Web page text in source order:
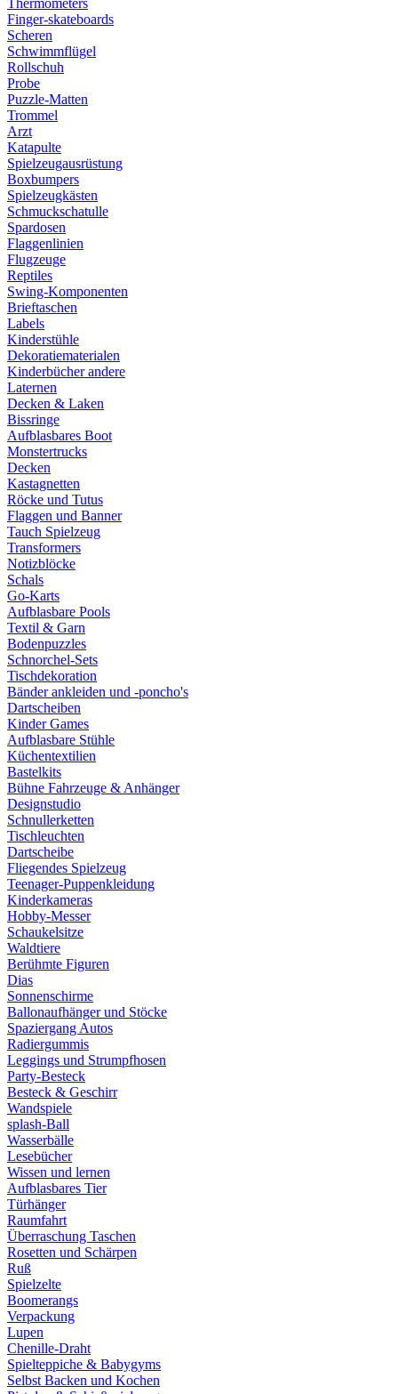
Thermometers
Finger-skateboards
Scheren
Schwimmflügel
Rollschuh
Probe
Puzzle-Matten
Trommel
Arzt
Katapulte
Spielzeugausrüstung
Boxbumpers
Spielzeugkästen
Schmuckschatulle
Spardosen
Flaggenlinien
Flugzeuge
Reptiles
Swing-Komponenten
Brieftaschen
Labels
Kinderstühle
Dekoratiematerialen
Kinderbücher andere
Laternen
Decken & Laken
Bissringe
Aufblasbares Boot
Monstertrucks
Decken
Kastagnetten
Röcke und Tutus
Flaggen und Banner
Tauch Spielzeug
Transformers
Notizblöcke
Schals
Go-Karts
Aufblasbare Pools
Textil & Garn
Bodenpuzzles
Schnorchel-Sets
Tischdekoration
Bänder ankleiden und -poncho's
Dartscheiben
Kinder Games
Aufblasbare Stühle
Küchentextilien
Bastelkits
Bühne Fahrzeuge & Anhänger
Designstudio
Schnullerketten
Tischleuchten
Dartscheibe
Fliegendes Spielzeug
Teenager-Puppenkleidung
Kinderkameras
Hobby-Messer
Schaukelsitze
Waldtiere
Berühmte Figuren
Dias
Sonnenschirme
Ballonaufhänger und Stöcke
Spaziergang Autos
Radiergummis
Leggings und Strumpfhosen
Party-Besteck
Besteck & Geschirr
Wandspiele
splash-Ball
Wasserbälle
Lesebücher
Wissen und lernen
Aufblasbares Tier
Türhänger
Raumfahrt
Überraschung Taschen
Rosetten und Schärpen
Ruß
Spielzelte
Boomerangs
Verpackung
Lupen
Chenille-Draht
Spielteppiche & Babygyms
Selbst Backen und Kochen